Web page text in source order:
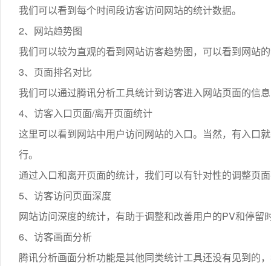
我们可以看到每个时间段访客访问网站的统计数据。
2、网站趋势图
我们可以较为直观的看到网站访客趋势图，可以看到网站
3、页面排名对比
我们可以通过腾讯分析工具统计到访客进入网站页面的信
4、访客入口页面/离开页面统计
这里可以看到网站中用户访问网站的入口。当然，有入口
行。
通过入口和离开页面的统计，我们可以有针对性的调整页
5、访客访问页面深度
网站访问深度的统计，有助于调整和改善用户的PV和停留
6、访客画面分析
腾讯分析画面分析功能是其他同类统计工具还没有见到的